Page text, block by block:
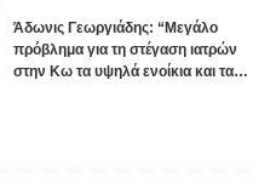
Άδωνις Γεωργιάδης: “Μεγάλο
πρόβλημα για τη στέγαση ιατρών
στην Κω τα υψηλά ενοίκια και τα